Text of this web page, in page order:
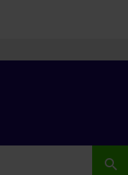
search